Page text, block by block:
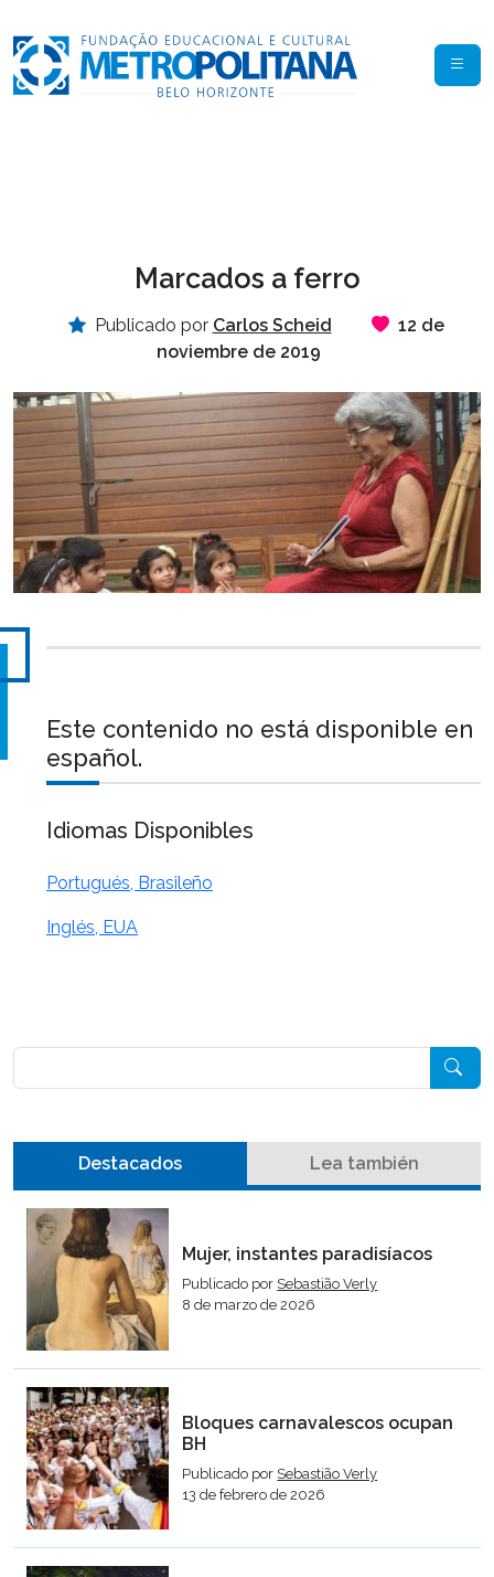
Marcados a ferro
Publicado por Carlos Scheid
12 de
noviembre de 2019
Este contenido no está disponible en
español.
Idiomas Disponibles
Portugués, Brasileño
Inglés, EUA
Destacados Lea también
Mujer, instantes paradisíacos
Publicado por Sebastião Verly
8 de marzo de 2026
Bloques carnavalescos ocupan
BH
Publicado por Sebastião Verly
13 de febrero de 2026